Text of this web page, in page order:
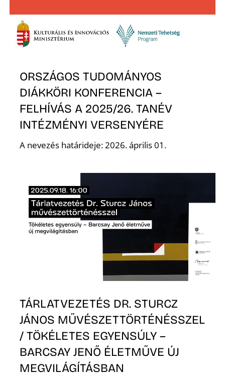
ORSZÁGOS TUDOMÁNYOS
DIÁKKÖRI KONFERENCIA –
FELHÍVÁS A 2025/26. TANÉV
INTÉZMÉNYI VERSENYÉRE
A nevezés határideje: 2026. április 01.
TÁRLATVEZETÉS DR. STURCZ
JÁNOS MŰVÉSZETTÖRTÉNÉSSZEL
/ TÖKÉLETES EGYENSÚLY –
BARCSAY JENŐ ÉLETMŰVE ÚJ
MEGVILÁGÍTÁSBAN